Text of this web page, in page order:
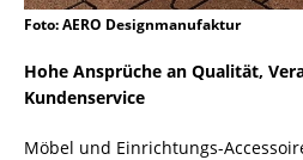
Foto: AERO Designmanufaktur
Hohe Ansprüche an Qualität,
Kundenservice
Möbel und Einrichtungs-